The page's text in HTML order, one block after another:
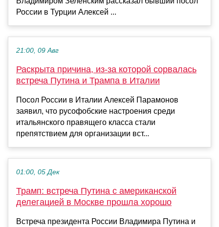
России в Турции Алексей ...
21:00, 09 Авг
Раскрыта причина, из-за которой сорвалась
встреча Путина и Трампа в Италии
Посол России в Италии Алексей Парамонов
заявил, что русофобские настроения среди
итальянского правящего класса стали
препятствием для организации вст...
01:00, 05 Дек
Трамп: встреча Путина с американской
делегацией в Москве прошла хорошо
Встреча президента России Владимира Путина и